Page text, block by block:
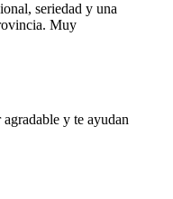
seriedad y una
Muy
y te ayudan